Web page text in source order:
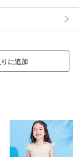
着て、PEANUTSコ
に追加